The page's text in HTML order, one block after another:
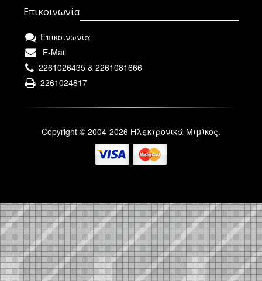
Επικοινωνία
Επικοινωνία
E-Mail
2261026435 & 2261081666
2261024817
Copyright © 2004-2026 Ηλεκτρονικά Μιμίκος.